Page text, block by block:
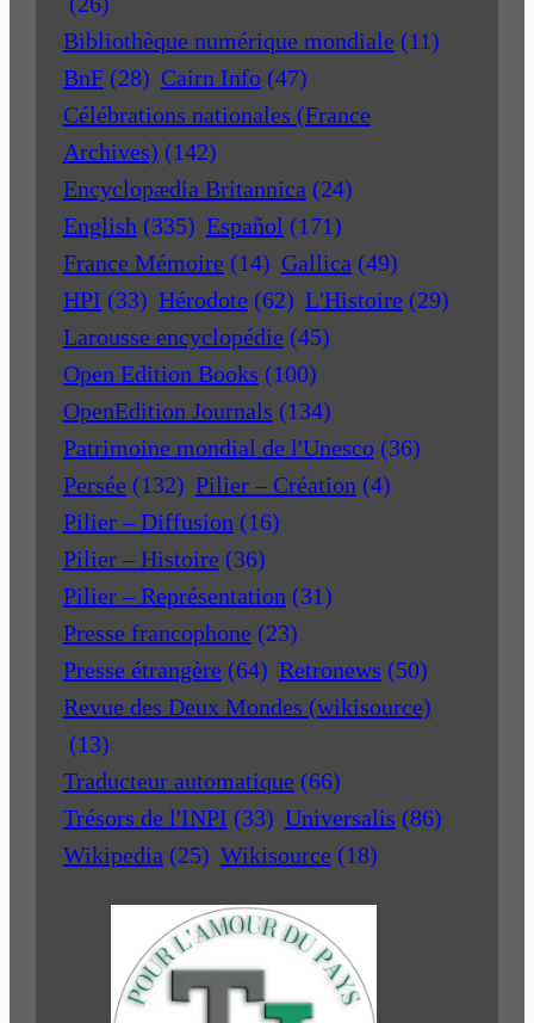
Bibliothèque numérique mondiale (11)
BnF (28) Cairn Info (47)
Célébrations nationales (France
Archives) (142)
Encyclopædia Britannica (24)
English (335) Español (171)
France Mémoire (14) Gallica (49)
HPI (33) Hérodote (62) L'Histoire (29)
Larousse encyclopédie (45)
Open Edition Books (100)
OpenEdition Journals (134)
Patrimoine mondial de l'Unesco (36)
Persée (132) Pilier – Création (4)
Pilier – Diffusion (16)
Pilier – Histoire (36)
Pilier – Représentation (31)
Presse francophone (23)
Presse étrangère (64) Retronews (50)
Revue des Deux Mondes (wikisource)
(13)
Traducteur automatique (66)
Trésors de l'INPI (33) Universalis (86)
Wikipedia (25) Wikisource (18)